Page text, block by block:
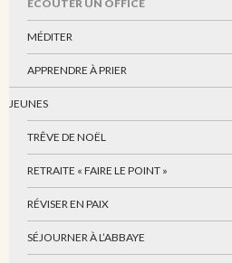
ECOUTER UN OFFICE
MÉDITER
APPRENDRE À PRIER
JEUNES
TRÊVE DE NOËL
RETRAITE « FAIRE LE POINT »
RÉVISER EN PAIX
SÉJOURNER À L’ABBAYE